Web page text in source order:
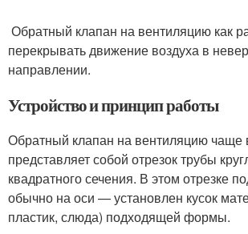
Обратный клапан на вентиляцию как
перекрывать движение воздуха в
направлении.
Устройство и принцип работы
Обратный клапан на вентиляцию чаще
представляет собой отрезок трубы
квадратного сечения. В этом отрезке
обычно на оси — установлен кусок
пластик, слюда) подходящей формы.